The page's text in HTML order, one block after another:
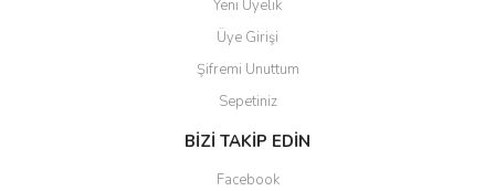
Yeni Üyelik
Üye Girişi
Şifremi Unuttum
Sepetiniz
BİZİ TAKİP EDİN
Facebook